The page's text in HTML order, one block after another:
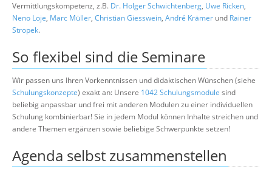
Vermittlungskompetenz, z.B. Dr. Holger Schwichtenberg, Uwe Ricken,
Neno Loje, Marc Müller, Christian Giesswein, André Krämer und Rainer
Stropek.
So flexibel sind die Seminare
Wir passen uns Ihren Vorkenntnissen und didaktischen Wünschen (siehe
Schulungskonzepte) exakt an: Unsere 1042 Schulungsmodule sind
beliebig anpassbar und frei mit anderen Modulen zu einer individuellen
Schulung kombinierbar! Sie in jedem Modul können Inhalte streichen und
andere Themen ergänzen sowie beliebige Schwerpunkte setzen!
Agenda selbst zusammenstellen